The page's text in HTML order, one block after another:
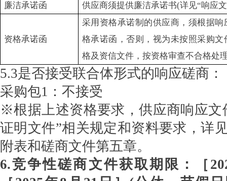
廉洁承诺函
供应商须提供廉洁承诺书(详见“响应
资格承诺函
采用资格承诺制的供应商，须根据
格承诺函，否则，视为未按照采购
格及资信文件，按资格审查不合格处
5.3是否接受联合体形式的响应磋商：
采购包1：不接受
※根据上述资格要求，供应商响应文
证明文件”相关规定和资料要求，详
附表和磋商文件第五章。
6.竞争性磋商文件获取期限：［